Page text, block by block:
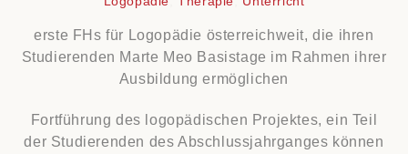
erste FHs für Logopädie österreichweit, die ihren
Studierenden Marte Meo Basistage im Rahmen ihrer
Ausbildung ermöglichen
Fortführung des logopädischen Projektes, ein Teil
der Studierenden des Abschlussjahrganges können